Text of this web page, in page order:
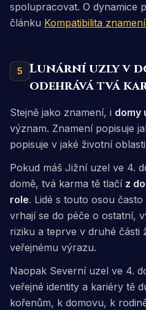
spolupracovat. O dynamice
článku Kompatibilita
5
Lunární uzly v
odehrává tvá
Stejně jako znamení, i domy
význam. Znamení popisuje
popisuje v jaké životní oblasti
Pokud máš Jižní uzel ve 4.
domě, tvá karma tě tlačí z
role. Lidé s touto osou
vrhají se do péče o ostatní,
riziku a teprve v druhé části
veřejnému výrazu.
Naopak Severní uzel ve 4.
veřejné identity a kariéry tě
kořenům, k domovu, k